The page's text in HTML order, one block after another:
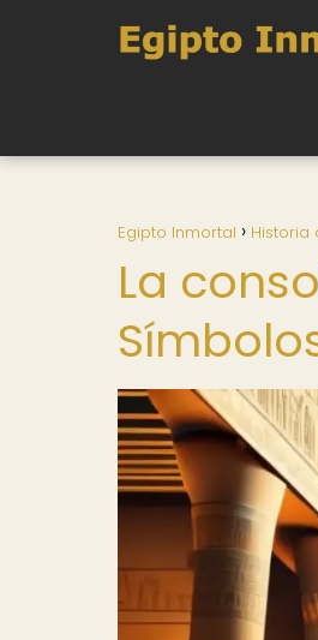
Egipto Inmortal Historia
La